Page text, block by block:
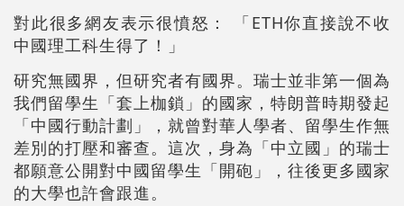
對此很多網友表示很憤怒： 「ETH你直接說不收
中國理工科生得了！」
研究無國界，但研究者有國界。瑞士並非第一個為
我們留學生「套上枷鎖」的國家，特朗普時期發起
「中國行動計劃」，就曾對華人學者、留學生作無
差別的打壓和審查。這次，身為「中立國」的瑞士
都願意公開對中國留學生「開砲」，往後更多國家
的大學也許會跟進。